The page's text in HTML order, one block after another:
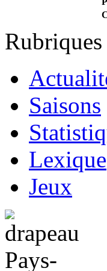
Rubriques
Saisons
Lexique
Jeux